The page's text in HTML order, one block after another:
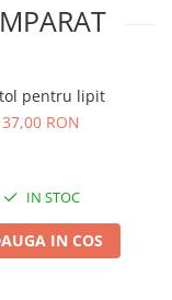
pentru lipit
37,00 RON
IN STOC
IN COS